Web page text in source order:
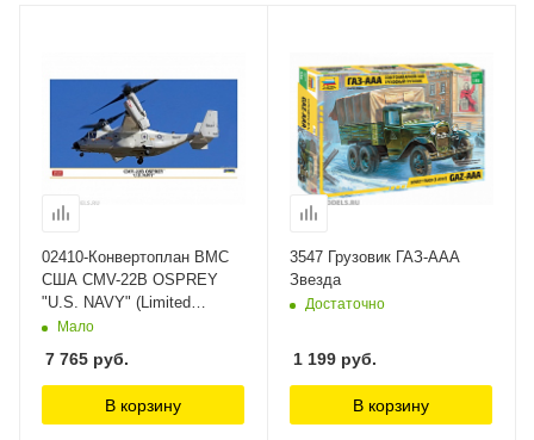
02410-Конвертоплан ВМС
США CMV-22B OSPREY
"U.S. NAVY" (Limited
Edition) Hasegawa, 1/72
Мало
7 765 руб.
В корзину
3547 Грузовик ГАЗ-ААА
Звезда
Достаточно
1 199 руб.
В корзину